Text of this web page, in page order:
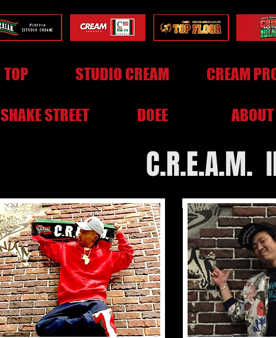
TOP STUDIO CREAM
SHAKE STREET DOEE
CREAM
ABOUT
C.R.E.A.M.